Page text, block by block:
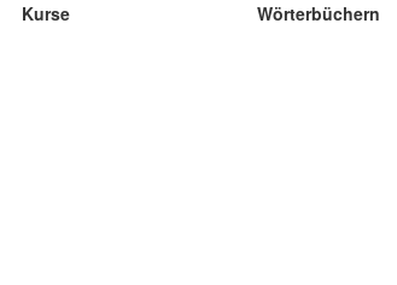
Kurse
Wörterbüchern